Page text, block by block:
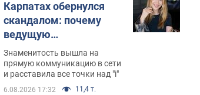
Карпатах обернулся
скандалом: почему
ведущую
несправедливо
захейтили
Знаменитость вышла на
прямую коммуникацию в сети
и расставила все точки над "i"
6.08.2026 17:32 11,4 т.